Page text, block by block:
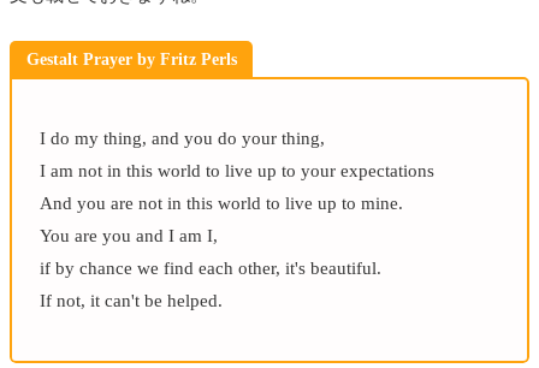
Gestalt Prayer by Fritz Perls
I do my thing, and you do your thing,
I am not in this world to live up to your expectations
And you are not in this world to live up to mine.
You are you and I am I,
if by chance we find each other, it's beautiful.
If not, it can't be helped.